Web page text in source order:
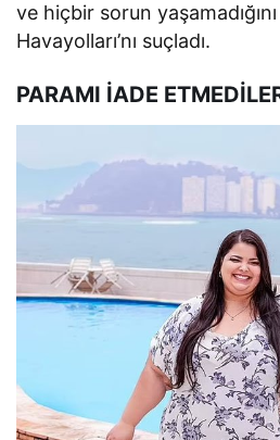
ve hiçbir sorun
Havayolları’nı suçladı.
PARAMI İADE